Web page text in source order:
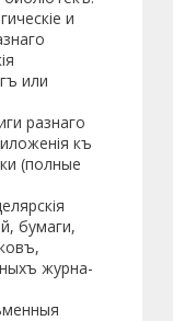
и
или
разнаго
къ
(полные
бумаги,
журна­